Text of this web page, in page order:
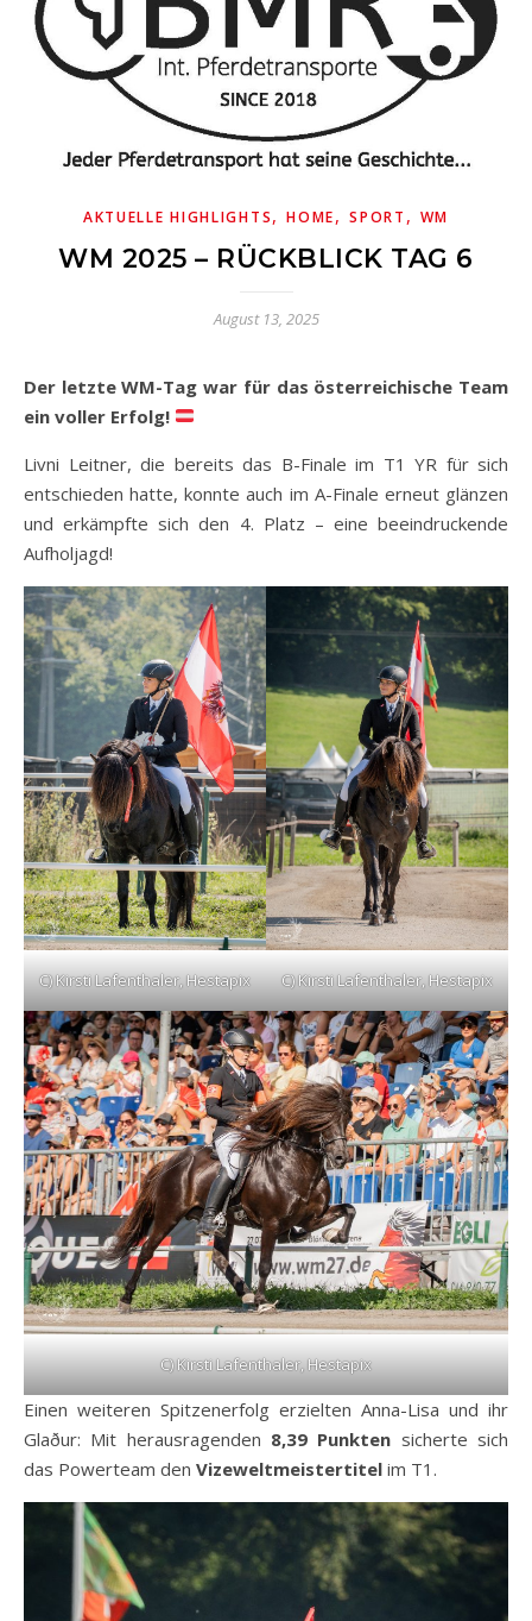
AKTUELLE HIGHLIGHTS,HOME,SPORT , WM
WM 2025 – RÜCKBLICK TAG 6
August 13, 2025
Der letzte WM-Tag war für das österreichische Team
ein voller Erfolg!
Livni Leitner, die bereits das B-Finale im T1 YR für sich
entschieden hatte, konnte auch im A-Finale erneut glänzen
und erkämpfte sich den 4. Platz – eine beeindruckende
Aufholjagd!
C) Kirsti Lafenthaler, Hestapix C) Kirsti Lafenthaler, Hestapix
C) Kirsti Lafenthaler, Hestapix
Einen weiteren Spitzenerfolg erzielten Anna-Lisa und ihr
Glaður: Mit herausragenden 8,39 Punkten sicherte sich
das Powerteam den Vizeweltmeistertitel im T1.